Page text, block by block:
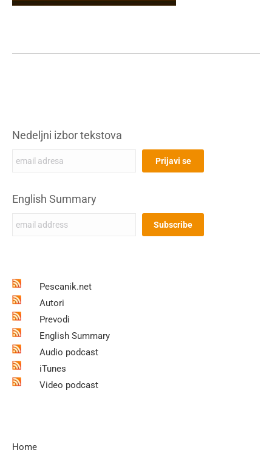
Nedeljni izbor tekstova
English Summary
Pescanik.net
Autori
Prevodi
English Summary
Audio podcast
iTunes
Video podcast
Home